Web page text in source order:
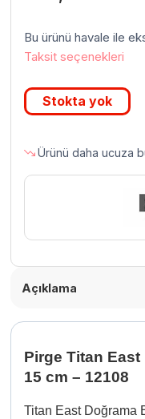
Bu ürünü havale ile
Taksit seçenekleri
Stokta yok
Ürünü daha ucuza
Açıklama
Pirge Titan East
15 cm – 12108
Titan East Doğrama